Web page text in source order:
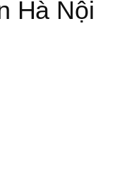
Hà Nội